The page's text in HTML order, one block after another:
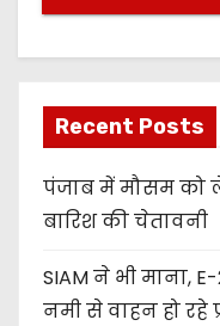
Recent Posts
पंजाब में मौसम को
बारिश की चेतावनी
SIAM ने भी माना,
नमी से वाहन हो रहे